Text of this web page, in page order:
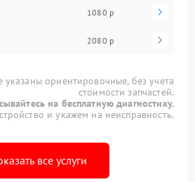
1080 р
2080 р
указаны ориентировочные, без учета
стоимости запчастей.
на бесплатную диагностику.
и укажем на неисправность.
все услуги